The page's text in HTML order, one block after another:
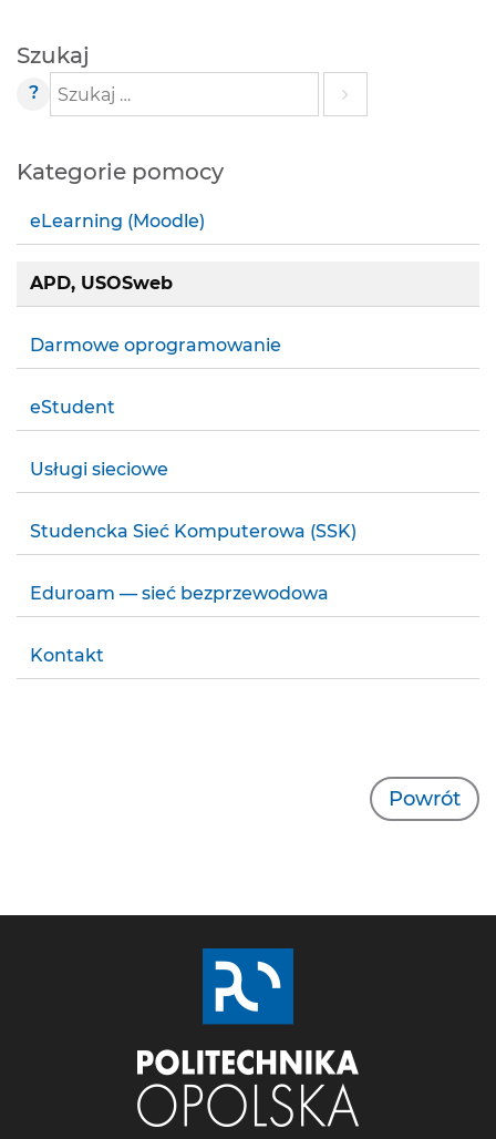
Szukaj
?
Szukaj
Kategorie pomocy
eLearning (Moodle)
APD, USOSweb
Darmowe oprogramowanie
eStudent
Usługi sieciowe
Studencka Sieć Komputerowa (SSK)
Eduroam — sieć bezprzewodowa
Kontakt
Powrót